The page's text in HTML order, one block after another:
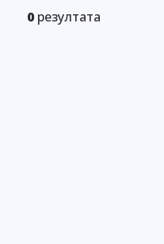
0 резултата